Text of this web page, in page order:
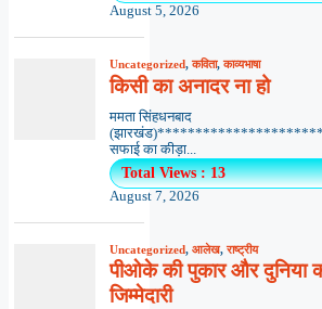
August 5, 2026
Uncategorized,कविता,काव्यभाषा
किसी का अनादर ना हो
ममता सिंहधनबाद
सफाई का कीड़ा...
Total Views : 13
August 7, 2026
Uncategorized, आलेख,राष्ट्रीय
पीओके की पुकार और दुनिया
जिम्मेदारी